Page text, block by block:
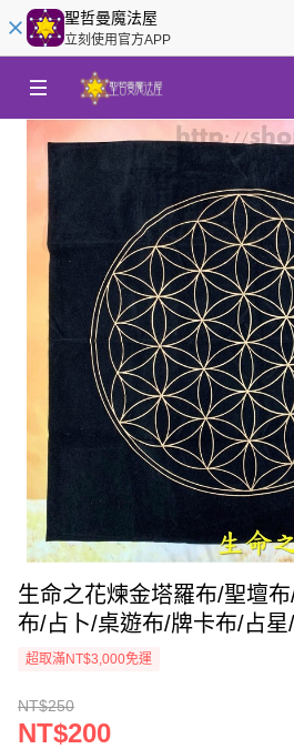
聖哲曼魔法屋
立刻使用官方APP
生命之花煉金塔羅布/聖壇
布/占卜/桌遊布/牌卡布/占
超取滿NT$3,000免運
NT$250
NT$200